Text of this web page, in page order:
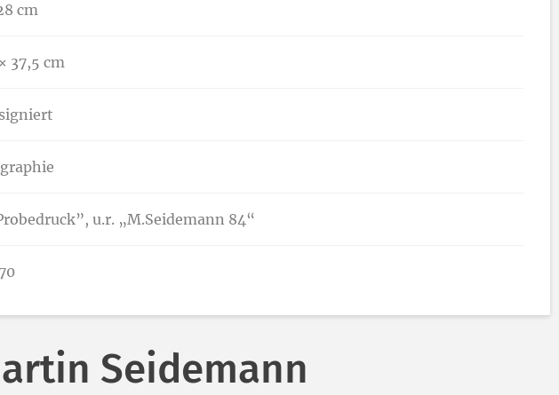
cm
37,5 cm
u.r. „M.Seidemann 84“
Seidemann